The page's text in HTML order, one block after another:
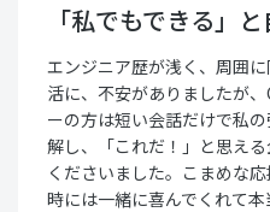
「私でもできる」
エンジニア歴が浅く、周囲
活に、不安がありましたが
ーの方は短い会話だけで私
解し、「これだ！」と思え
くださいました。こまめな
時には一緒に喜んでくれて本